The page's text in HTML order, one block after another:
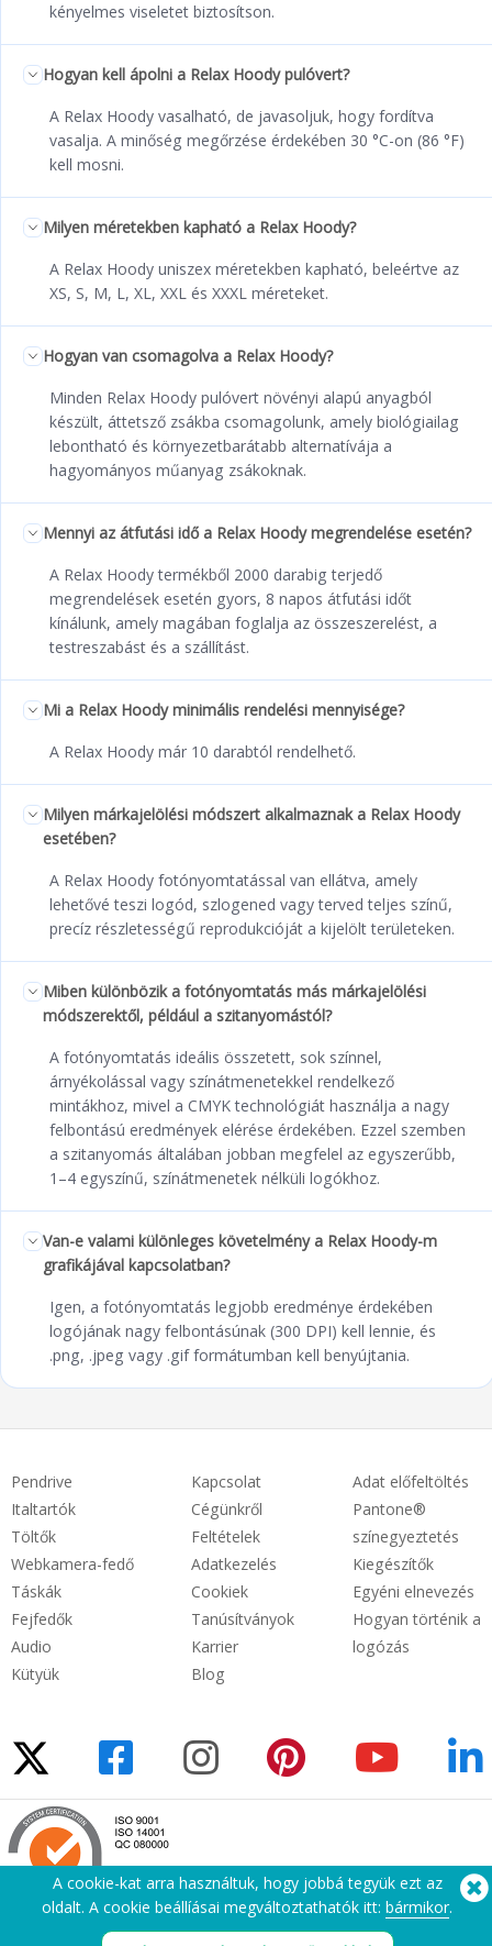
kényelmes viseletet biztosítson.
Hogyan kell ápolni a Relax Hoody pulóvert?
A Relax Hoody vasalható, de javasoljuk, hogy fordítva
vasalja. A minőség megőrzése érdekében 30 °C-on (86 °F)
kell mosni.
Milyen méretekben kapható a Relax Hoody?
A Relax Hoody uniszex méretekben kapható, beleértve az
XS, S, M, L, XL, XXL és XXXL méreteket.
Hogyan van csomagolva a Relax Hoody?
Minden Relax Hoody pulóvert növényi alapú anyagból
készült, áttetsző zsákba csomagolunk, amely biológiailag
lebontható és környezetbarátabb alternatívája a
hagyományos műanyag zsákoknak.
Mennyi az átfutási idő a Relax Hoody megrendelése esetén?
A Relax Hoody termékből 2000 darabig terjedő
megrendelések esetén gyors, 8 napos átfutási időt
kínálunk, amely magában foglalja az összeszerelést, a
testreszabást és a szállítást.
Mi a Relax Hoody minimális rendelési mennyisége?
A Relax Hoody már 10 darabtól rendelhető.
Milyen márkajelölési módszert alkalmaznak a Relax Hoody
esetében?
A Relax Hoody fotónyomtatással van ellátva, amely
lehetővé teszi logód, szlogened vagy terved teljes színű,
precíz részletességű reprodukcióját a kijelölt területeken.
Miben különbözik a fotónyomtatás más márkajelölési
módszerektől, például a szitanyomástól?
A fotónyomtatás ideális összetett, sok színnel,
árnyékolással vagy színátmenetekkel rendelkező
mintákhoz, mivel a CMYK technológiát használja a nagy
felbontású eredmények elérése érdekében. Ezzel szemben
a szitanyomás általában jobban megfelel az egyszerűbb,
1–4 egyszínű, színátmenetek nélküli logókhoz.
Van-e valami különleges követelmény a Relax Hoody-m
grafikájával kapcsolatban?
Igen, a fotónyomtatás legjobb eredménye érdekében
logójának nagy felbontásúnak (300 DPI) kell lennie, és
.png, .jpeg vagy .gif formátumban kell benyújtania.
Pendrive
Italtartók
Töltők
Webkamera-fedő
Táskák
Fejfedők
Audio
Kütyük
Kapcsolat
Cégünkről
Feltételek
Adatkezelés
Cookiek
Tanúsítványok
Karrier
Blog
Adat előfeltöltés
Pantone®
színegyeztetés
Kiegészítők
Egyéni elnevezés
Hogyan történik a
logózás
A cookie-kat arra használtuk, hogy jobbá tegyük ezt az
oldalt. A cookie beállíásai megváltoztathatók itt: bármikor.